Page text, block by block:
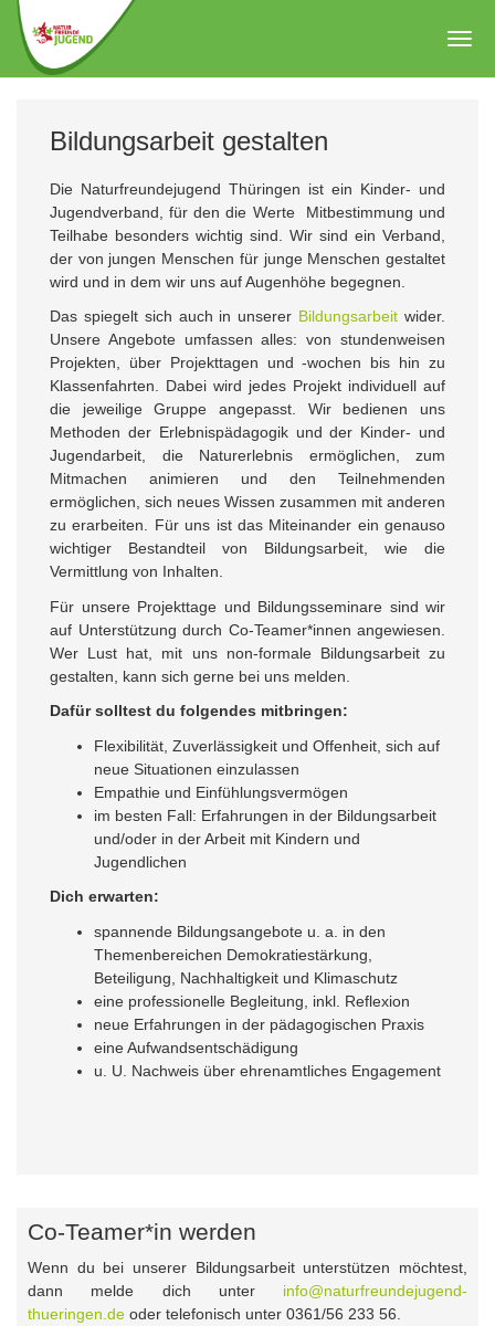
Zum
Hauptinhalt
springen
Bildungsarbeit gestalten
Die Naturfreundejugend Thüringen ist ein Kinder- und
Jugendverband, für den die Werte Mitbestimmung und
Teilhabe besonders wichtig sind. Wir sind ein Verband,
der von jungen Menschen für junge Menschen gestaltet
wird und in dem wir uns auf Augenhöhe begegnen.
Das spiegelt sich auch in unserer Bildungsarbeit wider.
Unsere Angebote umfassen alles: von stundenweisen
Projekten, über Projekttagen und -wochen bis hin zu
Klassenfahrten. Dabei wird jedes Projekt individuell auf
die jeweilige Gruppe angepasst. Wir bedienen uns
Methoden der Erlebnispädagogik und der Kinder- und
Jugendarbeit, die Naturerlebnis ermöglichen, zum
Mitmachen animieren und den Teilnehmenden
ermöglichen, sich neues Wissen zusammen mit anderen
zu erarbeiten. Für uns ist das Miteinander ein genauso
wichtiger Bestandteil von Bildungsarbeit, wie die
Vermittlung von Inhalten.
Für unsere Projekttage und Bildungsseminare sind wir
auf Unterstützung durch Co-Teamer*innen angewiesen.
Wer Lust hat, mit uns non-formale Bildungsarbeit zu
gestalten, kann sich gerne bei uns melden.
Dafür solltest du folgendes mitbringen:
Flexibilität, Zuverlässigkeit und Offenheit, sich auf
neue Situationen einzulassen
Empathie und Einfühlungsvermögen
im besten Fall: Erfahrungen in der Bildungsarbeit
und/oder in der Arbeit mit Kindern und
Jugendlichen
Dich erwarten:
spannende Bildungsangebote u. a. in den
Themenbereichen Demokratiestärkung,
Beteiligung, Nachhaltigkeit und Klimaschutz
eine professionelle Begleitung, inkl. Reflexion
neue Erfahrungen in der pädagogischen Praxis
eine Aufwandsentschädigung
u. U. Nachweis über ehrenamtliches Engagement
Co-Teamer*in werden
Wenn du bei unserer Bildungsarbeit unterstützen möchtest,
dann melde dich unter info@naturfreundejugend-
thueringen.de oder telefonisch unter 0361/56 233 56.